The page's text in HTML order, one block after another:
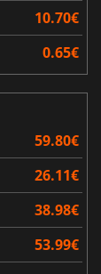
10.70€
0.65€
59.80€
26.11€
38.98€
53.99€